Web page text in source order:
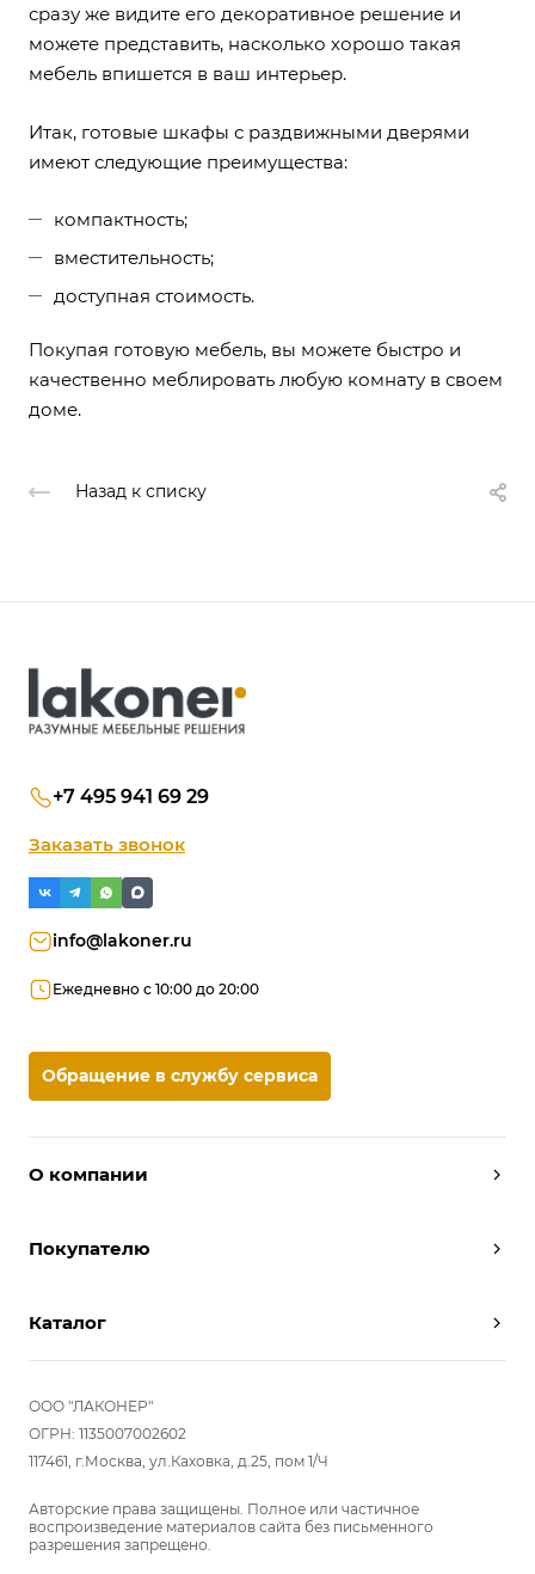
сразу же видите его декоративное решение и
можете представить, насколько хорошо такая
мебель впишется в ваш интерьер.
Итак, готовые шкафы с раздвижными дверями
имеют следующие преимущества:
компактность;
вместительность;
доступная стоимость.
Покупая готовую мебель, вы можете быстро и
качественно меблировать любую комнату в своем
доме.
Назад к списку
О компании
Условия работы
Отзывы
Вопрос-ответ
Покупателю
Вызвать дизайнера
Реализованные проекты
Комплектуем шкаф-купе
Каталог
Шкафы
Прихожие
Гостиные
Гардеробные
Детские
Кухни
ООО "ЛАКОНЕР"
ОГРН: 1135007002602
117461, г.Москва, ул.Каховка, д.25, пом 1/Ч
Авторские права защищены. Полное или частичное
воспроизведение материалов сайта без письменного
разрешения запрещено.
+7 495 941 69 29
Заказать звонок
info@lakoner.ru
Ежедневно с 10:00 до 20:00
Обращение в службу сервиса